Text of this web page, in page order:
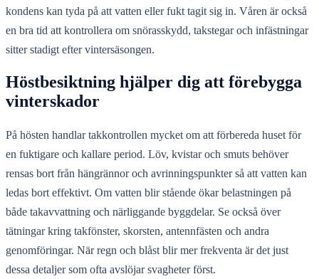
kondens kan tyda på att vatten eller fukt tagit sig in. Våren är också
en bra tid att kontrollera om snörasskydd, takstegar och infästningar
sitter stadigt efter vintersäsongen.
Höstbesiktning hjälper dig att förebygga
vinterskador
På hösten handlar takkontrollen mycket om att förbereda huset för
en fuktigare och kallare period. Löv, kvistar och smuts behöver
rensas bort från hängrännor och avrinningspunkter så att vatten kan
ledas bort effektivt. Om vatten blir stående ökar belastningen på
både takavvattning och närliggande byggdelar. Se också över
tätningar kring takfönster, skorsten, antennfästen och andra
genomföringar. När regn och blåst blir mer frekventa är det just
dessa detaljer som ofta avslöjar svagheter först.